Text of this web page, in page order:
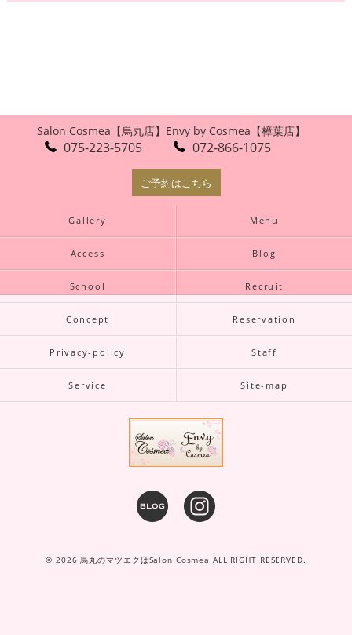
Salon Cosmea【烏丸店】
075-223-5705
Envy by Cosmea【樟葉店】
072-866-1075
ご予約はこちら
Gallery Menu
Access Blog
School Recruit
Concept Reservation
Privacy-policy Staff
Service Site-map
© 2026 烏丸のマツエクはSalon Cosmea ALL RIGHT RESERVED.